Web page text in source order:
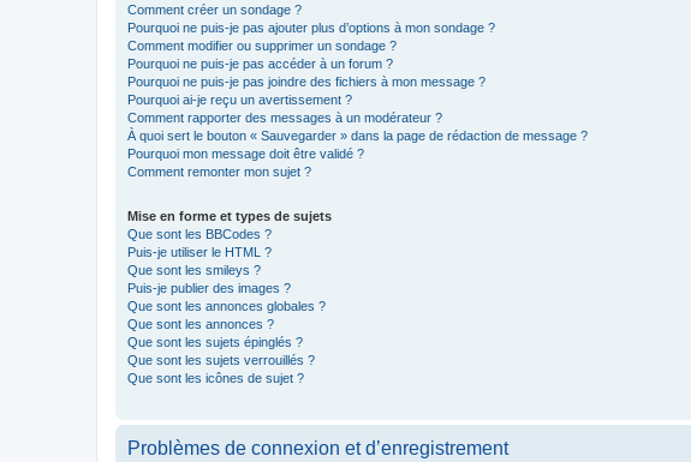
Comment créer un sondage ?
Pourquoi ne puis-je pas ajouter plus d’options à mon sondage ?
Comment modifier ou supprimer un sondage ?
Pourquoi ne puis-je pas accéder à un forum ?
Pourquoi ne puis-je pas joindre des fichiers à mon message ?
Pourquoi ai-je reçu un avertissement ?
Comment rapporter des messages à un modérateur ?
À quoi sert le bouton « Sauvegarder » dans la page de rédaction de message ?
Pourquoi mon message doit être validé ?
Comment remonter mon sujet ?
Mise en forme et types de sujets
Que sont les BBCodes ?
Puis-je utiliser le HTML ?
Que sont les smileys ?
Puis-je publier des images ?
Que sont les annonces globales ?
Que sont les annonces ?
Que sont les sujets épinglés ?
Que sont les sujets verrouillés ?
Que sont les icônes de sujet ?
Problèmes de connexion et d’enregistrement